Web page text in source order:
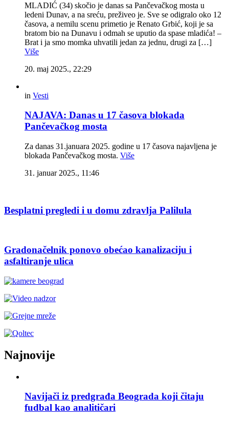
MLADIĆ (34) skočio je danas sa Pančevačkog mosta u
ledeni Dunav, a na sreću, preživeo je. Sve se odigralo oko 12
časova, a nemilu scenu primetio je Renato Grbić, koji je sa
bratom bio na Dunavu i odmah se uputio da spase mladića! –
Brat i ja smo momka uhvatili jedan za jednu, drugi za […]
Više
20. maj 2025., 22:29
in Vesti
NAJAVA: Danas u 17 časova blokada
Pančevačkog mosta
Za danas 31.januara 2025. godine u 17 časova najavljena je
blokada Pančevačkog mosta. Više
31. januar 2025., 11:46
Besplatni pregledi i u domu zdravlja Palilula
Gradonačelnik ponovo obećao kanalizaciju i
asfaltiranje ulica
Najnovije
Navijači iz predgrađa Beograda koji čitaju
fudbal kao analitičari